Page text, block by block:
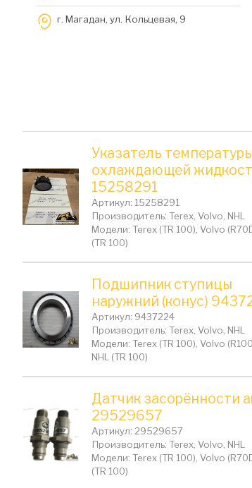
г. Магадан, ул. Кольцевая, 9
Указатель
охлаждающей
15258291
Артикул: 15258291
Производитель: Terex, Volvo, NHL
Модели: Terex (TR 100), Volvo
(TR 100)
Подшипник ступицы
наружний (конус)
Артикул: 9437224
Производитель: Terex, Volvo, NHL
Модели: Terex (TR 100), Volvo
NHL (TR 100)
Датчик засорённости
29529657
Артикул: 29529657
Производитель: Terex, Volvo, NHL
Модели: Terex (TR 100), Volvo
(TR 100)